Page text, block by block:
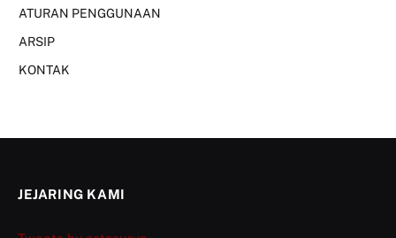
ATURAN PENGGUNAAN
ARSIP
KONTAK
JEJARING KAMI